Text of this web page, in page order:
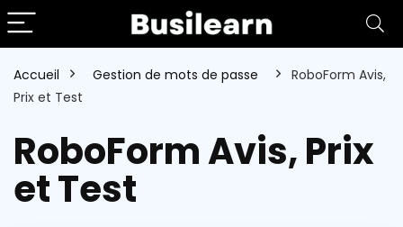
Accueil Gestion de mots de passe
RoboForm Avis,
Prix et Test
RoboForm Avis, Prix
et Test